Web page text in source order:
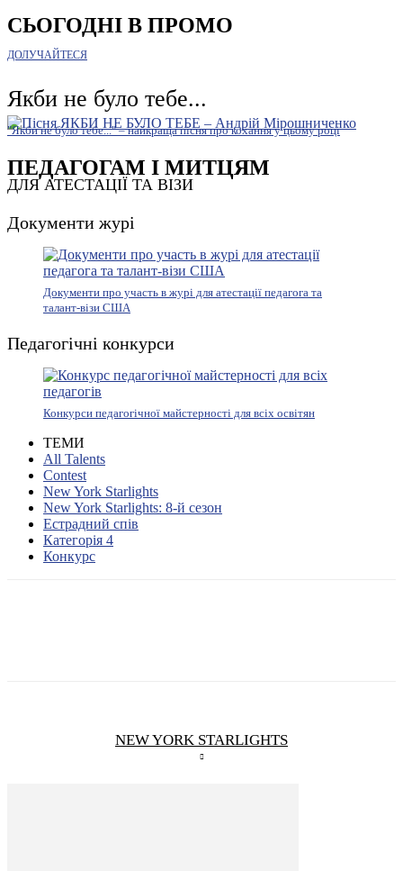
СЬОГОДНІ В ПРОМО
ДОЛУЧАЙТЕСЯ
Якби не було тебе...
"Якби не було тебе..." – найкраща пісня про кохання у цьому році
ПЕДАГОГАМ І МИТЦЯМ
ДЛЯ АТЕСТАЦІЇ ТА ВІЗИ
Документи журі
Документи про участь в журі для атестації педагога та
талант-візи США
Педагогічні конкурси
Конкурси педагогічної майстерності для всіх освітян
ТЕМИ
All Talents
Contest
New York Starlights
New York Starlights: 8-й сезон
Естрадний спів
Категорія 4
Конкурс
NEW YORK STARLIGHTS